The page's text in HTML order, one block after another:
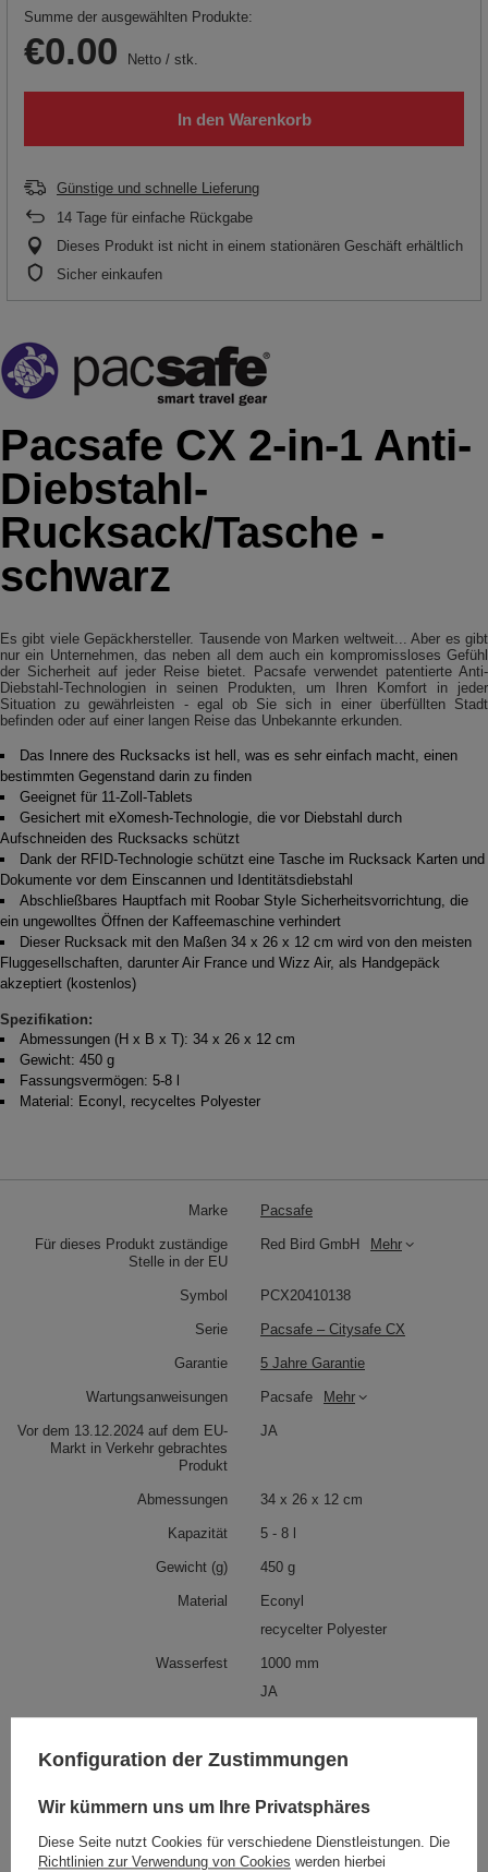
Summe der ausgewählten Produkte:
€0.00 Netto / stk.
In den Warenkorb
Günstige und schnelle Lieferung
14 Tage für einfache Rückgabe
Dieses Produkt ist nicht in einem stationären Geschäft erhältlich
Sicher einkaufen
Pacsafe CX 2-in-1 Anti-
Diebstahl-
Rucksack/Tasche -
schwarz
Es gibt viele Gepäckhersteller. Tausende von Marken weltweit... Aber es gibt
nur ein Unternehmen, das neben all dem auch ein kompromissloses Gefühl
der Sicherheit auf jeder Reise bietet. Pacsafe verwendet patentierte Anti-
Diebstahl-Technologien in seinen Produkten, um Ihren Komfort in jeder
Situation zu gewährleisten - egal ob Sie sich in einer überfüllten Stadt
befinden oder auf einer langen Reise das Unbekannte erkunden.
Das Innere des Rucksacks ist hell, was es sehr einfach macht, einen
bestimmten Gegenstand darin zu finden
Geeignet für 11-Zoll-Tablets
Gesichert mit eXomesh-Technologie, die vor Diebstahl durch
Aufschneiden des Rucksacks schützt
Dank der RFID-Technologie schützt eine Tasche im Rucksack Karten und
Dokumente vor dem Einscannen und Identitätsdiebstahl
Abschließbares Hauptfach mit Roobar Style Sicherheitsvorrichtung, die
ein ungewolltes Öffnen der Kaffeemaschine verhindert
Dieser Rucksack mit den Maßen 34 x 26 x 12 cm wird von den meisten
Fluggesellschaften, darunter Air France und Wizz Air, als Handgepäck
akzeptiert (kostenlos)
Spezifikation:
Abmessungen (H x B x T): 34 x 26 x 12 cm
Gewicht: 450 g
Fassungsvermögen: 5-8 l
Material: Econyl, recyceltes Polyester
Marke Pacsafe
Für dieses Produkt zuständige
Stelle in der EU
Red Bird GmbH Mehr
Symbol PCX20410138
Serie Pacsafe – Citysafe CX
Garantie 5 Jahre Garantie
Wartungsanweisungen Pacsafe Mehr
Vor dem 13.12.2024 auf dem EU-
Markt in Verkehr gebrachtes
Produkt
JA
Abmessungen 34 x 26 x 12 cm
Kapazität 5 - 8 l
Gewicht (g) 450 g
Material
Econyl
recycelter Polyester
Wasserfest
1000 mm
JA
Tablet-Tasche Ja
Exomesh
Carrysafe
Mehr
Konfiguration der Zustimmungen
Wir kümmern uns um Ihre Privatsphäres
Diese Seite nutzt Cookies für verschiedene Dienstleistungen. Die
Richtlinien zur Verwendung von Cookies werden hierbei